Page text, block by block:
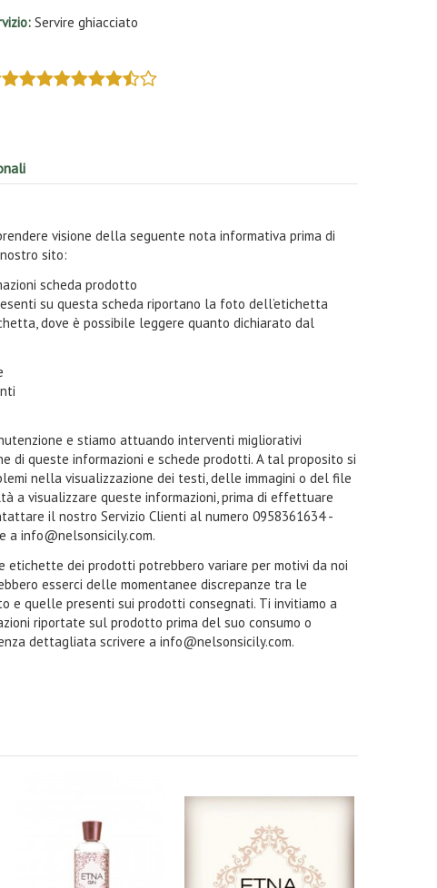
Servire ghiacciato
visione della seguente nota informativa prima di
sito:
scheda prodotto
su questa scheda riportano la foto dell’etichetta
dove è possibile leggere quanto dichiarato dal
e stiamo attuando interventi migliorativi
di queste informazioni e schede prodotti. A tal proposito si
nella visualizzazione dei testi, delle immagini o del file
a visualizzare queste informazioni, prima di effettuare
il nostro Servizio Clienti al numero 0958361634 -
a info@nelsonsicily.com.
etichette dei prodotti potrebbero variare per motivi da noi
esserci delle momentanee discrepanze tra le
e quelle presenti sui prodotti consegnati. Ti invitiamo a
riportate sul prodotto prima del suo consumo o
dettagliata scrivere a info@nelsonsicily.com.